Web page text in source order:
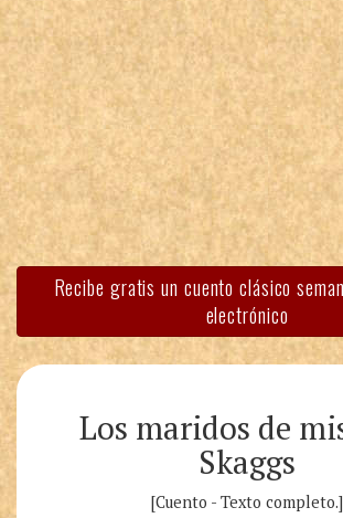
Recibe gratis un cuento clásico
electrónico
Los maridos de
Skaggs
[Cuento - Texto completo.]